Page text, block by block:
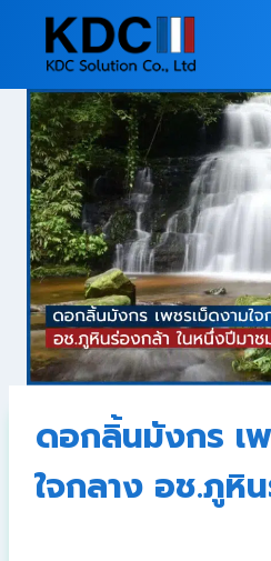
ดอกลิ้นมังกร เ
ใจกลาง อช.ภูหิ